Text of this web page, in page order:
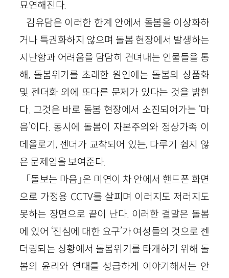
묘연해진다.
김유담은 이러한 한계 안에서 돌봄을 이상화하
거나 특권화하지 않으며 돌봄 현장에서 발생하는
지난함과 어려움을 담담히 견뎌내는 인물들을 통
해, 돌봄위기를 초래한 원인에는 돌봄의 상품화
및 젠더화 외에 또다른 문제가 있다는 것을 밝힌
다. 그것은 바로 돌봄 현장에서 소진되어가는 ‘마
음’이다. 동시에 돌봄이 자본주의와 정상가족 이
데올로기, 젠더가 교착되어 있는, 다루기 쉽지 않
은 문제임을 보여준다.
「돌보는 마음」은 미연이 차 안에서 핸드폰 화면
으로 가정용 CCTV를 살피며 이러지도 저러지도
못하는 장면으로 끝이 난다. 이러한 결말은 돌봄
에 있어 ‘진심에 대한 요구’가 여성들의 것으로 젠
더링되는 상황에서 돌봄위기를 타개하기 위해 돌
봄의 윤리와 연대를 성급하게 이야기해서는 안